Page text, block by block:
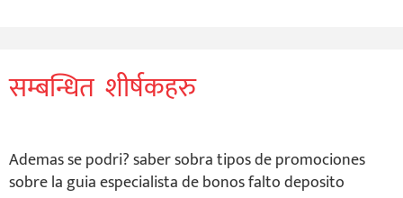
सम्बन्धित शीर्षकहरु
Ademas se podri? saber sobra tipos de promociones
sobre la guia especialista de bonos falto deposito